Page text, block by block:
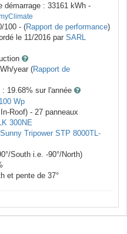
démarrage : 33161 kWh -
100 - (Rapport de performance)
le 11/2016 par SARL
year (Rapport de
: 19.68% sur l'année
Wp
Roof) - 27 panneaux
300NE
Sunny Tripower STP 8000TL-
°/South i.e. -90°/North)
et pente de 37°